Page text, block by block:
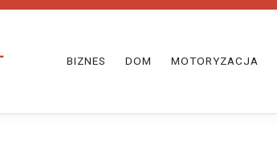
BIZNES DOM MOTORYZACJA